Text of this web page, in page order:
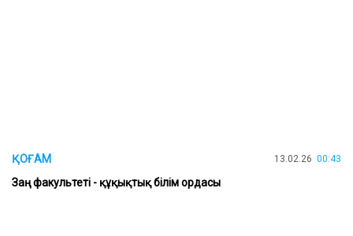
ҚОҒАМ 13.02.26 00:43
Заң факультеті - құқықтық білім ордасы